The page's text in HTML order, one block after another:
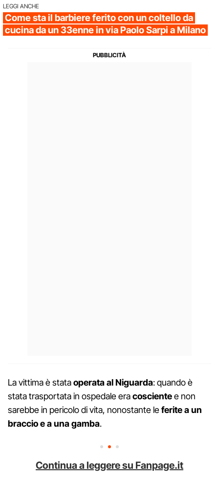
LEGGI ANCHE
Come sta il barbiere ferito con un coltello da
cucina da un 33enne in via Paolo Sarpi a Milano
La vittima è stataoperata al Niguarda: quando è
stata trasportata in ospedale eracoscientee non
sarebbe in pericolo di vita, nonostante leferite a un
braccio e a una gamba.
Continua a leggere su Fanpage.it